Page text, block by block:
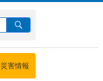
害情報